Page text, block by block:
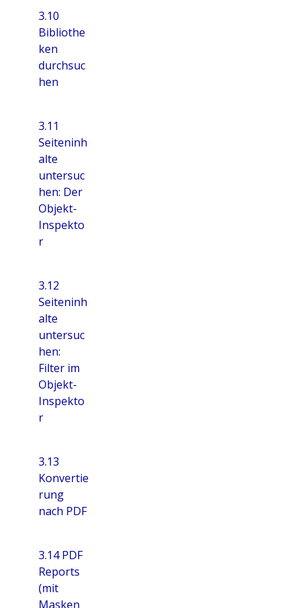
3.10
Bibliothe
ken
durchsuc
hen
3.11
Seiteninh
alte
untersuc
hen: Der
Objekt-
Inspekto
r
3.12
Seiteninh
alte
untersuc
hen:
Filter im
Objekt-
Inspekto
r
3.13
Konvertie
rung
nach PDF
3.14 PDF
Reports
(mit
Masken